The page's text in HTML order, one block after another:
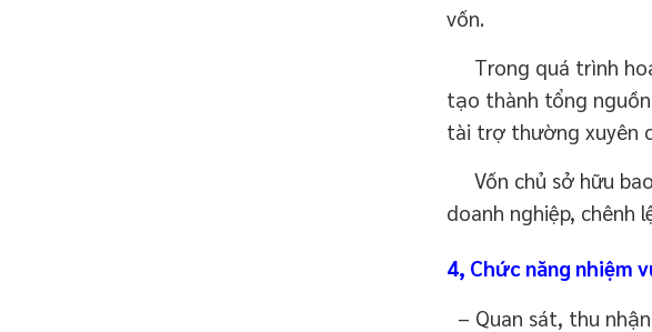
vốn.
Trong quá trình
tạo thành tổng
tài trợ thường xuyên
Vốn chủ sở hữu
doanh nghiệp, chênh
4, Chức năng nhiệm
– Quan sát, thu